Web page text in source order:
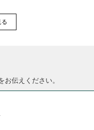
る
伝えください。